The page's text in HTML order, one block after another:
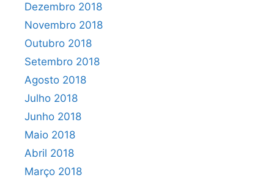
Dezembro 2018
Novembro 2018
Outubro 2018
Setembro 2018
Agosto 2018
Julho 2018
Junho 2018
Maio 2018
Abril 2018
Março 2018